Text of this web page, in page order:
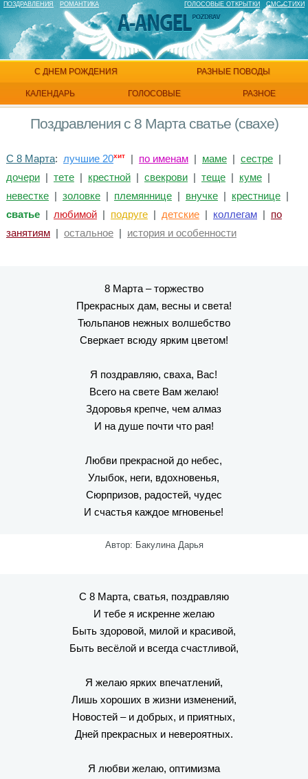
ПОЗДРАВЛЕНИЯ РОМАНТИКА ГОЛОСОВЫЕ ОТКРЫТКИ СМС СТИХИ
С ДНЕМ РОЖДЕНИЯ РАЗНЫЕ ПОВОДЫ
ГОЛОСОВЫЕ
КАЛЕНДАРЬ РАЗНОЕ
Поздравления с 8 Марта сватье (свахе)
С 8 Марта: лучшие 20хит| по именам| маме| сестре|
дочери| тете| крестной| свекрови| теще| куме|
невестке| золовке| племяннице| внучке| крестнице|
сватье| любимой| подруге| детские| коллегам| по
занятиям| остальное| история и особенности
8 Марта – торжество
Прекрасных дам, весны и света!
Тюльпанов нежных волшебство
Сверкает всюду ярким цветом!
Я поздравляю, сваха, Вас!
Всего на свете Вам желаю!
Здоровья крепче, чем алмаз
И на душе почти что рая!
Любви прекрасной до небес,
Улыбок, неги, вдохновенья,
Сюрпризов, радостей, чудес
И счастья каждое мгновенье!
Автор: Бакулина Дарья
С 8 Марта, сватья, поздравляю
И тебе я искренне желаю
Быть здоровой, милой и красивой,
Быть весёлой и всегда счастливой,
Я желаю ярких впечатлений,
Лишь хороших в жизни изменений,
Новостей – и добрых, и приятных,
Дней прекрасных и невероятных.
Я любви желаю, оптимизма